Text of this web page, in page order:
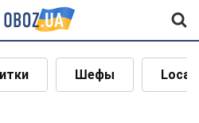
Шефы Local